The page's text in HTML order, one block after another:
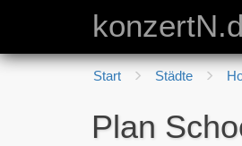
Start Städte
Plan